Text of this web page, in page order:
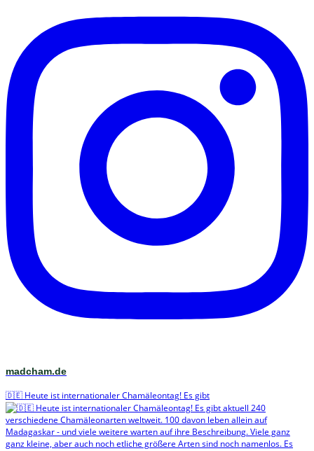
madcham.de
🇩🇪 Heute ist internationaler Chamäleontag! Es gibt